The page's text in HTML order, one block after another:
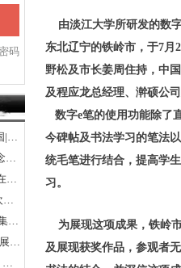
由淡江大学所研发的数
东北辽宁的铁岭市，于7月
野松及市长姜周住持，中
及程应龙总经理、澣硕公
数字e笔的使用功能除了
今碑帖及书法学习的笔法
统毛笔进行结合，提高学
习。
为展现这项成果，铁岭
及展现获奖作品，参观者
码
2026（第二届）世界和平·健康中国|全球华人福运五洲·世界和平祈愿盛典暨全球华侨华人送“福”活动
“传承红色基因•赓续红色血脉” 纪念中国人民抗日战争暨世界反法西斯战争胜利 80 周年
开国元勋墨宝100位将军书法特展在高唐举办
金丝结·东方九雅公益爱心春节联欢晚会隆重举行
TVR 全球传媒启动 -家家同辉企业集团成立 新闻发布会在浙江.乌镇隆重举行
全国青少年“我的童画世界”书画大展大型公益活动北京总决赛颁奖典礼
传承白求恩精神，砥砺奋进新时代 纪念白求恩80周年研讨会